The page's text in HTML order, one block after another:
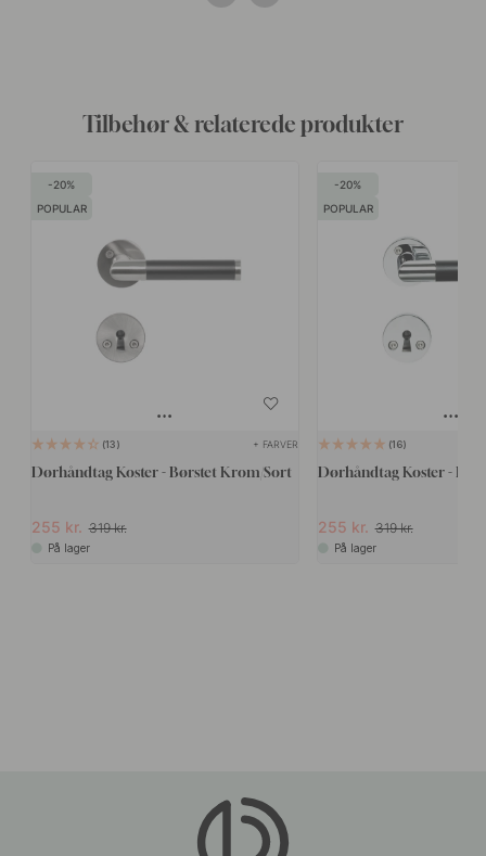
Tilbehør & relaterede produkter
20
POPULAR
13 + FARVER
Dørhåndtag Koster - Børstet Krom/Sort
255 kr. 319 kr.
På lager
20
POPULAR
16
Dørhåndtag Koster -
255 kr. 319 kr.
På lager